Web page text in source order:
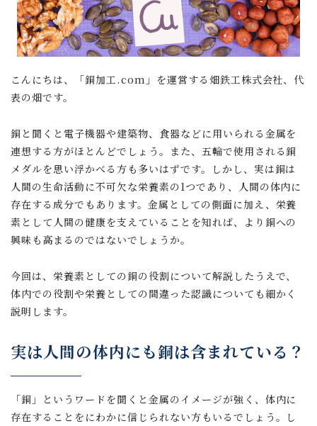
こんにちは、「銅加工.com」を運営する畑鉄工株式会社、代
表の畑です。
銅と聞くと電子機器や建築物、食器などに用いられる金属を
連想する方がほとんどでしょう。また、五輪で使用される銅
メダルを思い浮かべる方も多いはずです。しかし、実は銅は
人間の生命活動に不可欠な栄養素の1つであり、人間の体内に
存在する成分でもあります。金属としての側面に加え、栄養
素として人間の健康を支えていることを知れば、より銅への
興味も高まるのではないでしょうか。
今回は、栄養素としての銅の役割について解説したうえで、
体内での役割や栄養としての間違った認識についても細かく
説明します。
実は人間の体内にも銅は含まれている？
「銅」というワードを聞くと金属のイメージが強く、体内に
存在することをにわかに信じられない方もいるでしょう。し